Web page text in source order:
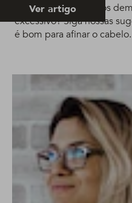
Acha seus fios grossos
excessivo? Siga nossas
é bom para afinar o cabelo.
Ver artigo